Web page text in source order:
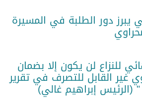
يبرز دور الطلبة في المسيرة
للنزاع لن يكون إلا بضمان
غير القابل للتصرف في تقرير
(الرئيس إبراهيم غالي)